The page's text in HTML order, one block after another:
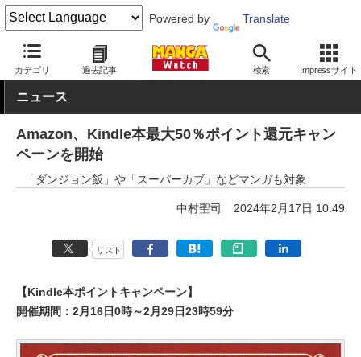
Powered by Translate
カテゴリ 過去記事 検索 Impressサイト
MANGA Watch セール
ニュース
Amazon、Kindle本最大50％ポイント還元キャン
ペーンを開始
「ダンジョン飯」や「スーパーカブ」などマンガも対象
中村聖司 2024年2月17日 10:49
リスト
【Kindle本ポイントキャンペーン】
開催期間：2月16日0時～2月29日23時59分